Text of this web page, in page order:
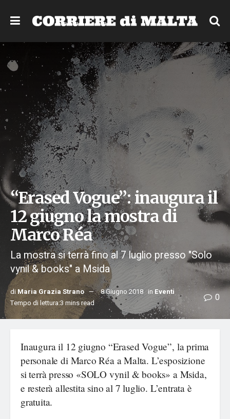
“Erased Vogue”: inaugura il
12 giugno la mostra di
Marco Réa
La mostra si terrà fino al 7 luglio presso "Solo
vynil & books" a Msida
di Maria Grazia Strano 8 Giugno 2018 in Eventi
Tempo di lettura:3 mins read
0
Inaugura il 12 giugno “Erased Vogue”, la prima
personale di Marco Réa a Malta. L’esposizione
si terrà presso «SOLO vynil & books» a Msida,
e resterà allestita sino al 7 luglio. L’entrata è
gratuita.